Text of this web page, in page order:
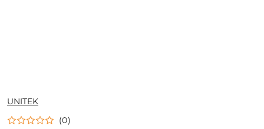
NAZWA
PRODUCENTA:
UNITEK
(0)